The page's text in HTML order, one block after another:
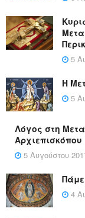
5
Η
5
Λόγος στη
5 Αυγούστου
4